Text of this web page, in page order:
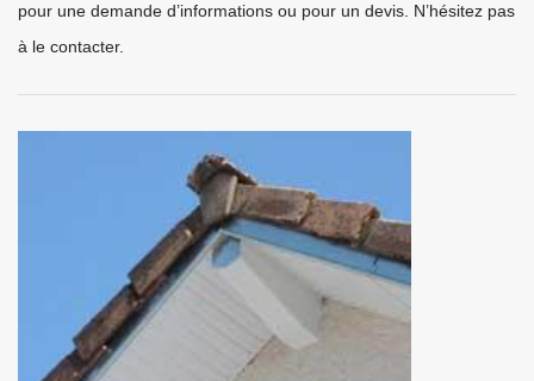
pour une demande d’informations ou pour un devis. N’hésitez pas
à le contacter.